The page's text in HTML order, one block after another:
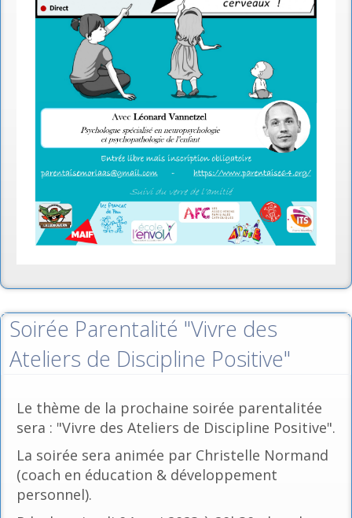
Soirée Parentalité "Vivre des
Ateliers de Discipline Positive"
Le thème de la prochaine soirée parentalitée
sera : "Vivre des Ateliers de Discipline Positive".
La soirée sera animée par Christelle Normand
(coach en éducation & développement
personnel).